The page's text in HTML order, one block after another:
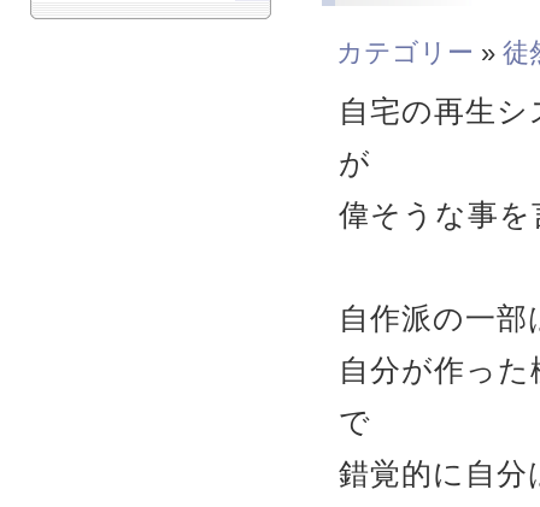
カテゴリー » 徒
自宅の再生
が
偉そうな事
自作派の一部
自分が作っ
で
錯覚的に自